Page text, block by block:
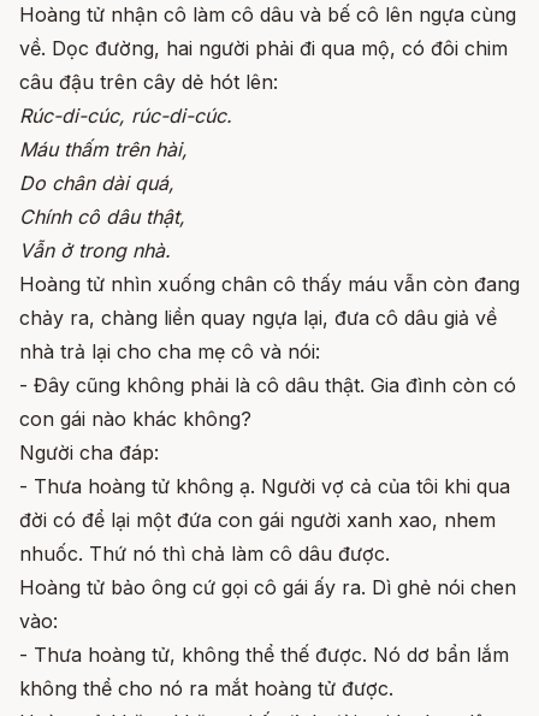
Hoàng tử nhận cô làm cô dâu và bế cô lên ngựa cùng
về. Dọc đường, hai người phải đi qua mộ, có đôi chim
câu đậu trên cây dẻ hót lên:
Rúc-di-cúc, rúc-di-cúc.
Máu thấm trên hài,
Do chân dài quá,
Chính cô dâu thật,
Vẫn ở trong nhà.
Hoàng tử nhìn xuống chân cô thấy máu vẫn còn đang
chảy ra, chàng liền quay ngựa lại, đưa cô dâu giả về
nhà trả lại cho cha mẹ cô và nói:
- Đây cũng không phải là cô dâu thật. Gia đình còn có
con gái nào khác không?
Người cha đáp:
- Thưa hoàng tử không ạ. Người vợ cả của tôi khi qua
đời có để lại một đứa con gái người xanh xao, nhem
nhuốc. Thứ nó thì chả làm cô dâu được.
Hoàng tử bảo ông cứ gọi cô gái ấy ra. Dì ghẻ nói chen
vào:
- Thưa hoàng tử, không thể thế được. Nó dơ bẩn lắm
không thể cho nó ra mắt hoàng tử được.